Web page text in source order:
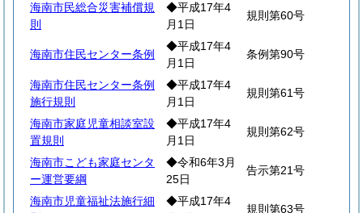
海南市民総合災害補償規
則
◆平成17年4
月1日
規則第60号
海南市住民センター条例
◆平成17年4
月1日
条例第90号
海南市住民センター条例
施行規則
◆平成17年4
月1日
規則第61号
海南市家庭児童相談室設
置規則
◆平成17年4
月1日
規則第62号
海南市こども家庭センタ
ー運営要綱
◆令和6年3月
25日
告示第21号
海南市児童福祉法施行細
◆平成17年4
規則第63号